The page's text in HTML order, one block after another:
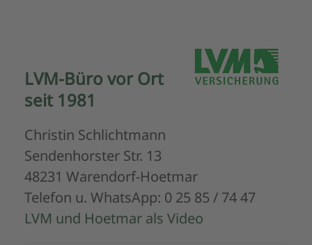
LVM-Büro vor Ort
seit 1981
Christin Schlichtmann
Sendenhorster Str. 13
48231 Warendorf-Hoetmar
Telefon u. WhatsApp: 0 25 85 / 74 47
LVM und Hoetmar als Video